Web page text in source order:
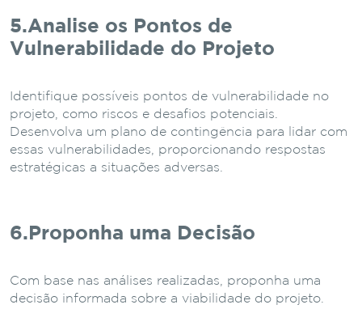
5.Analise os Pontos de
Vulnerabilidade do Projeto
Identifique possíveis pontos de vulnerabilidade no
projeto, como riscos e desafios potenciais.
Desenvolva um plano de contingência para lidar com
essas vulnerabilidades, proporcionando respostas
estratégicas a situações adversas.
6.Proponha uma Decisão
Com base nas análises realizadas, proponha uma
decisão informada sobre a viabilidade do projeto.